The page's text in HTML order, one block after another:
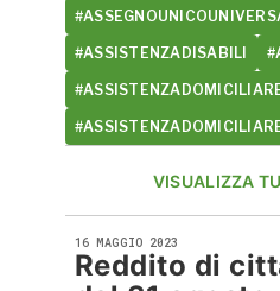
#ASSISTENZADISABILI
VISUALIZZA
16 MAGGIO 2023
Reddito di